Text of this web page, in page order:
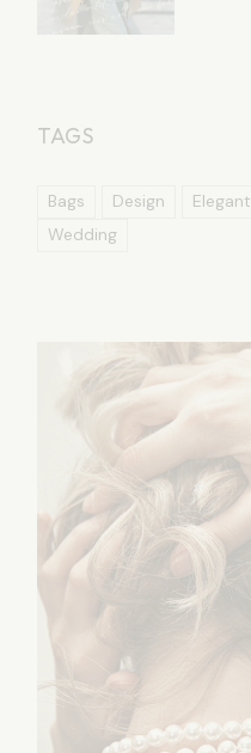
TAGS
Bags Design Elegant
Wedding